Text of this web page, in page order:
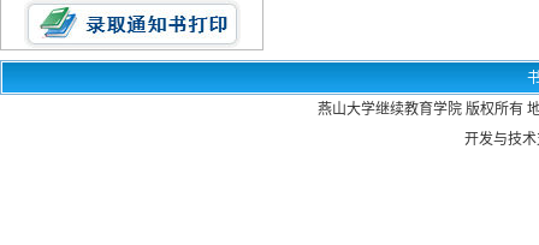
燕山大学继续教育学院 版权所有
开发与技